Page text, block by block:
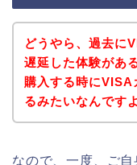
どうやら、過去に
遅延した体験があ
購入する時にVISA
るみたいなんです
なので、一度、ご